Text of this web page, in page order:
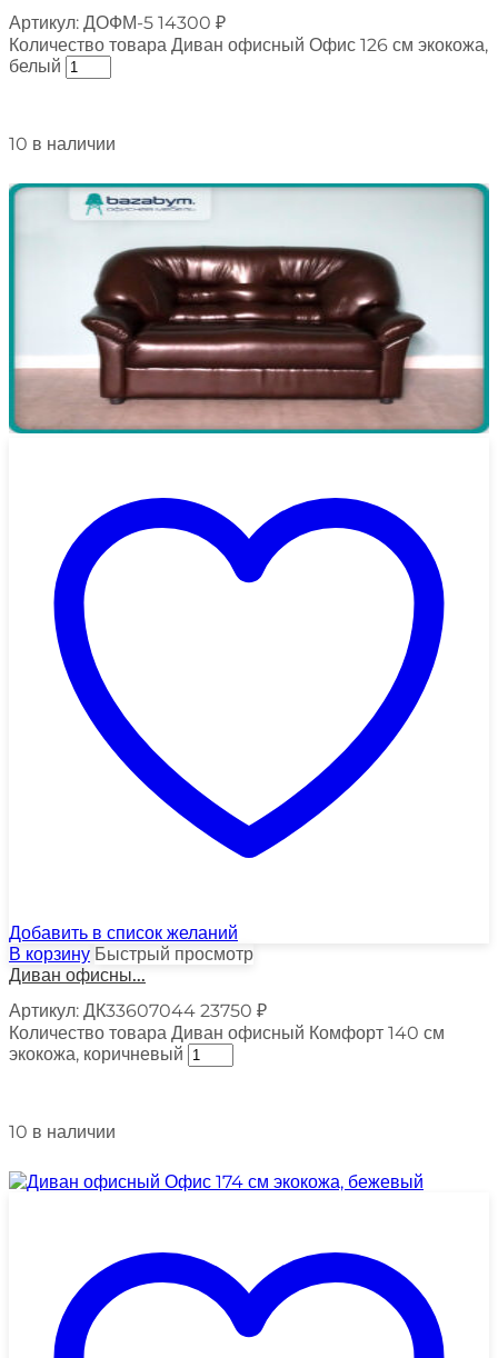
Артикул: ДОФМ-5 14300 ₽
Количество товара Диван офисный Офис 126 см экокожа,
белый
10 в наличии
Добавить в список желаний
В корзину Быстрый просмотр
Диван офисны...
Артикул: ДК33607044 23750 ₽
Количество товара Диван офисный Комфорт 140 см
экокожа, коричневый
10 в наличии